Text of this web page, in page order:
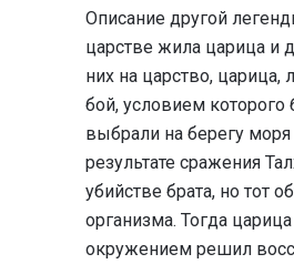
Описание другой
царстве жила царица и
них на царство,
бой, условием которого
выбрали на берегу
результате сражения
убийстве брата, но тот
организма. Тогда
окружением решил